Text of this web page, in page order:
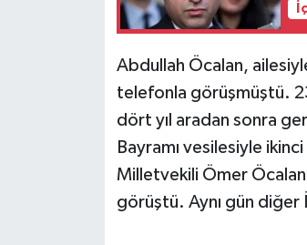
Abdullah Öcalan,
telefonla görüşmüştü.
dört yıl aradan sonra
Bayramı vesilesiyle
Milletvekili Ömer
görüştü. Aynı gün diğer